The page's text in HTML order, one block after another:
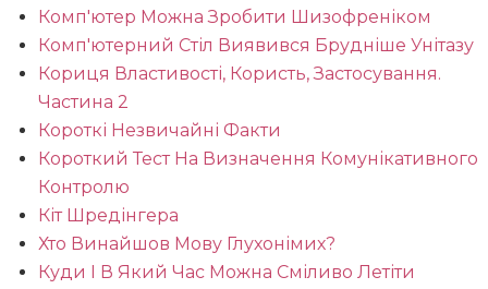
Комп'ютер Можна Зробити Шизофреніком
Комп'ютерний Стіл Виявився Брудніше Унітазу
Кориця Властивості, Користь, Застосування.
Частина 2
Короткі Незвичайні Факти
Короткий Тест На Визначення Комунікативного
Контролю
Кіт Шредінгера
Хто Винайшов Мову Глухонімих?
Куди І В Який Час Можна Сміливо Летіти